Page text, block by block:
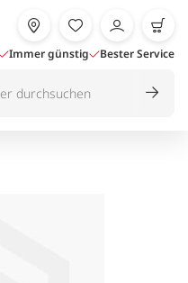
Immer günstig Bester Service